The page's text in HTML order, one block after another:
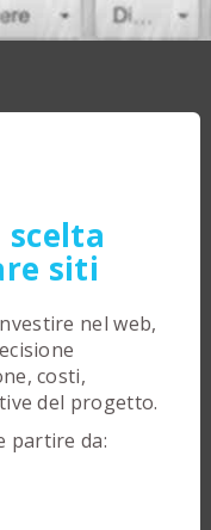
scelta
siti
nel web,
costi,
del progetto.
partire da: